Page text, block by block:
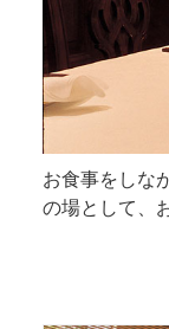
お食事をしな
の場として、